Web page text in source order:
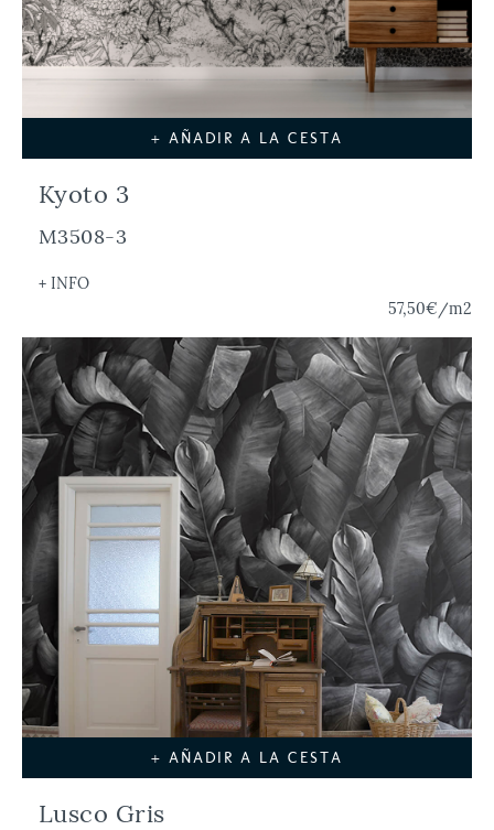
+ AÑADIR A LA CESTA
Kyoto 3
M3508-3
+ INFO
57,50€ /m2
+ AÑADIR A LA CESTA
Lusco Gris